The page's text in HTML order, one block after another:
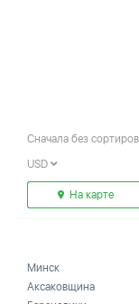
Сначала без
USD
На карте
Минск
Аксаковщина